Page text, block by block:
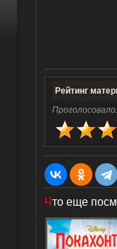
Рейтинг
Что еще